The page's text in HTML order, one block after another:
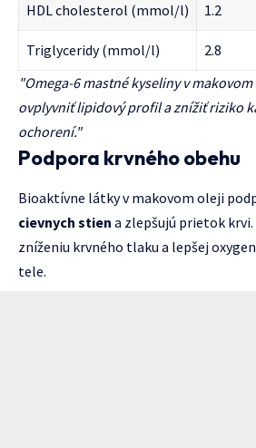
HDL cholesterol (mmol/l) 1.2
Triglyceridy (mmol/l) 2.8
"Omega-6 mastné kyseliny v
ovplyvniť lipidový profil a znížiť riziko
ochorení."
Podpora krvného obehu
Bioaktívne látky v makovom oleji
cievnych stien a zlepšujú prietok
zníženiu krvného tlaku a lepšej
tele.